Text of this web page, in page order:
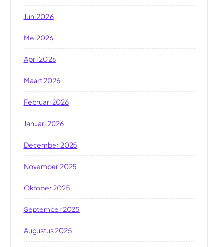
Juni 2026
Mei 2026
April 2026
Maart 2026
Februari 2026
Januari 2026
December 2025
November 2025
Oktober 2025
September 2025
Augustus 2025